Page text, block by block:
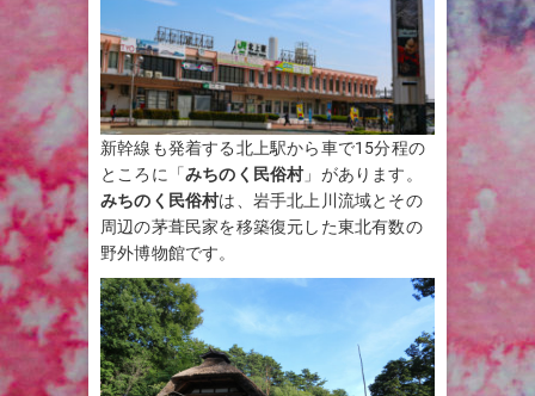
新幹線も発着する北上駅から車で15分程の
ところに「みちのく民俗村」があります。
みちのく民俗村は、岩手北上川流域とその
周辺の茅葺民家を移築復元した東北有数の
野外博物館です。